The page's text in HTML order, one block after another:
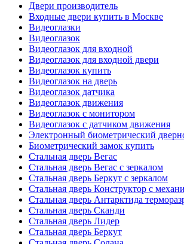
Двери производитель
Входные двери купить в Москве
Видеоглазки
Видеоглазок
Видеоглазок для входной
Видеоглазок для входной двери
Видеоглазок купить
Видеоглазок на дверь
Видеоглазок датчика
Видеоглазок движения
Видеоглазок с монитором
Видеоглазок с датчиком движения
Электронный биометрический
Биометрический замок купить
Стальная дверь Вегас
Стальная дверь Вегас с зеркалом
Стальная дверь Беркут с зеркалом
Стальная дверь Конструктор с
Стальная дверь Антарктида
Стальная дверь Сканди
Стальная дверь Лидер
Стальная дверь Беркут